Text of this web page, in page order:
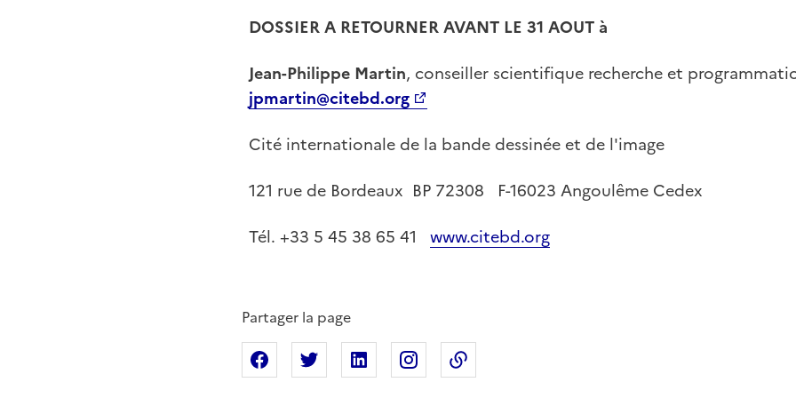
DOSSIER A RETOURNER AVANT LE 31 AOUT à
Jean-Philippe Martin, conseiller scientifique recherche et
jpmartin@citebd.org
Cité internationale de la bande dessinée et de l'image
121 rue de Bordeaux BP 72308 F-16023 Angoulême Cedex
Tél. +33 5 45 38 65 41 www.citebd.org
Partager la page
Partager sur Facebook
Partager sur XPartager sur Linkedin
Partager sur Instagram